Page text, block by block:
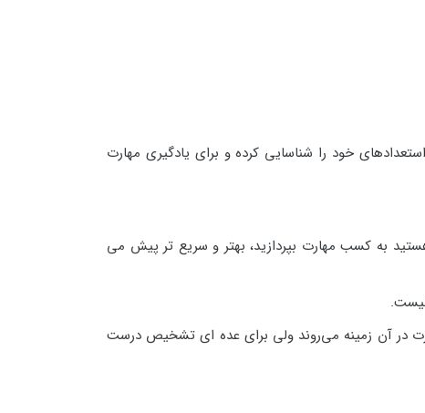
خود را شناسایی کرده و برای یادگیری مهارت
به کسب مهارت بپردازید، بهتر و سریع تر پیش می
در آن زمینه می‌روند ولی برای عده ای تشخیص درست